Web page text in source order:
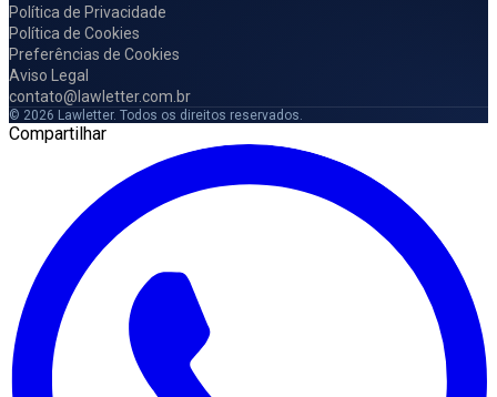
Política de Privacidade
Política de Cookies
Preferências de Cookies
Aviso Legal
contato@lawletter.com.br
© 2026 Lawletter. Todos os direitos reservados.
Compartilhar